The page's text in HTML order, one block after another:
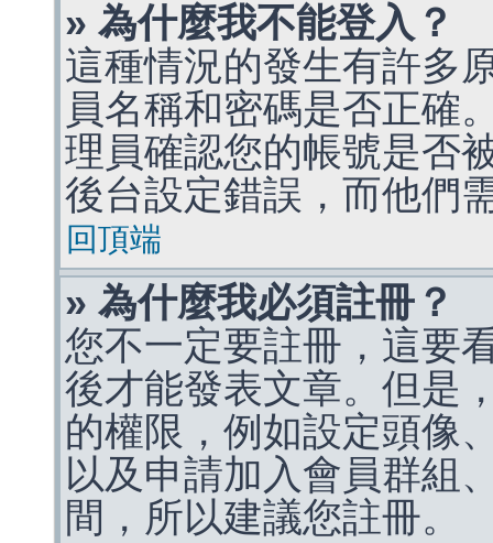
» 為什麼我不能登入？
這種情況的發生有許多
員名稱和密碼是否正確
理員確認您的帳號是否
後台設定錯誤，而他們
回頂端
» 為什麼我必須註冊？
您不一定要註冊，這要
後才能發表文章。但是
的權限，例如設定頭像
以及申請加入會員群組
間，所以建議您註冊。